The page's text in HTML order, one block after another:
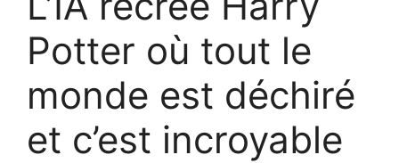
Potter où tout le
monde est déchiré
et c’est incroyable